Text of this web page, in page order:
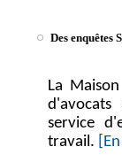
Des enquêtes
La
service
travail.